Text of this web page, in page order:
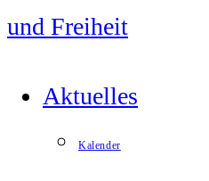
Aktuelles
Kalender